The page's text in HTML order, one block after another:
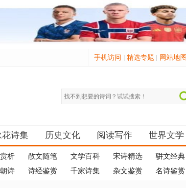
手机访问 精选专题 网站地图
花诗集 历史文化 阅读写作 世界文学
析 散文随笔 文学百科 宋诗精选
骈文经典
诗 诗经鉴赏 千家诗集 杂文鉴赏 名诗鉴赏